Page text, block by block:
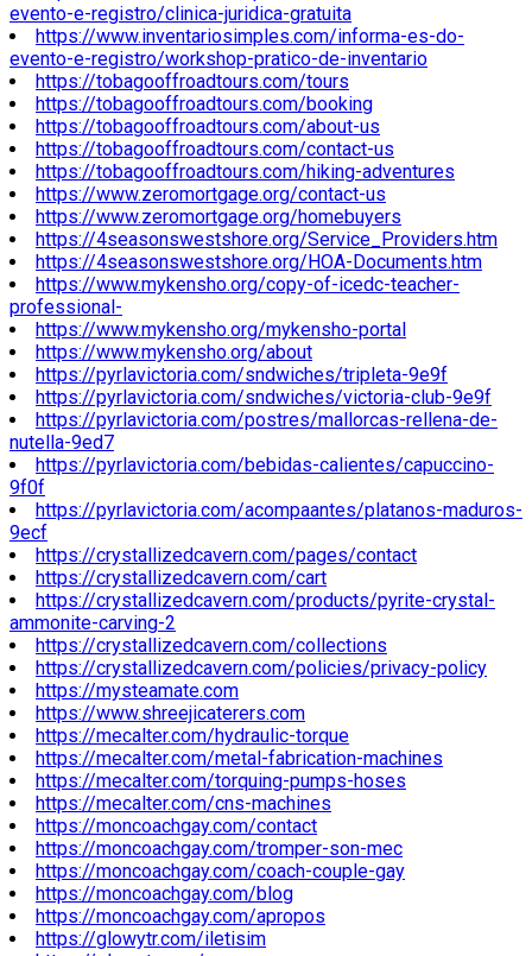
evento-e-registro/clinica-juridica-gratuita
https://www.inventariosimples.com/informa-es-do-
evento-e-registro/workshop-pratico-de-inventario
https://tobagooffroadtours.com/tours
https://tobagooffroadtours.com/booking
https://tobagooffroadtours.com/about-us
https://tobagooffroadtours.com/contact-us
https://tobagooffroadtours.com/hiking-adventures
https://www.zeromortgage.org/contact-us
https://www.zeromortgage.org/homebuyers
https://4seasonswestshore.org/Service_Providers.htm
https://4seasonswestshore.org/HOA-Documents.htm
https://www.mykensho.org/copy-of-icedc-teacher-
professional-
https://www.mykensho.org/mykensho-portal
https://www.mykensho.org/about
https://pyrlavictoria.com/sndwiches/tripleta-9e9f
https://pyrlavictoria.com/sndwiches/victoria-club-9e9f
https://pyrlavictoria.com/postres/mallorcas-rellena-de-
nutella-9ed7
https://pyrlavictoria.com/bebidas-calientes/capuccino-
9f0f
https://pyrlavictoria.com/acompaantes/platanos-maduros-
9ecf
https://crystallizedcavern.com/pages/contact
https://crystallizedcavern.com/cart
https://crystallizedcavern.com/products/pyrite-crystal-
ammonite-carving-2
https://crystallizedcavern.com/collections
https://crystallizedcavern.com/policies/privacy-policy
https://mysteamate.com
https://www.shreejicaterers.com
https://mecalter.com/hydraulic-torque
https://mecalter.com/metal-fabrication-machines
https://mecalter.com/torquing-pumps-hoses
https://mecalter.com/cns-machines
https://moncoachgay.com/contact
https://moncoachgay.com/tromper-son-mec
https://moncoachgay.com/coach-couple-gay
https://moncoachgay.com/blog
https://moncoachgay.com/apropos
https://glowytr.com/iletisim